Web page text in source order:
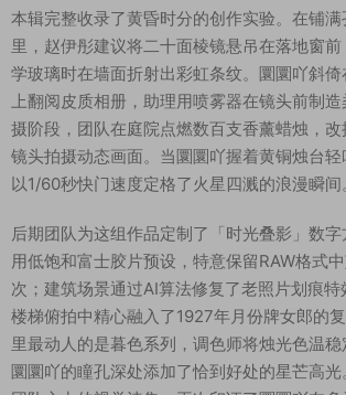
本辑完整收录了黄昏时分的创作实验。在铺
里，赵伊彤建议将二十面棱镜悬吊在落地窗
学玻璃时在墙面折射出彩虹条纹。圜圜吖斜
上翻阅皮质相册，助理用喷雾器在镜头前制
摄阶段，团队在庭院点燃数百支香薰蜡烛，
镜头拍摄动态画面。当圜圜吖握着黄铜烛台
以1/60秒快门速度定格了火星四溅的浪漫瞬间
后期团队为这组作品定制了「时光叠影」数
用低饱和富士胶片预设，特意保留RAW格式
次；建筑场景通过AI算法修复了老照片划痕
楼梯俯拍中精心融入了1927年月份牌女郎的
里最动人的是暮色系列，调色师将烛光色温
圜圜吖的瞳孔深处添加了恰到好处的星芒高